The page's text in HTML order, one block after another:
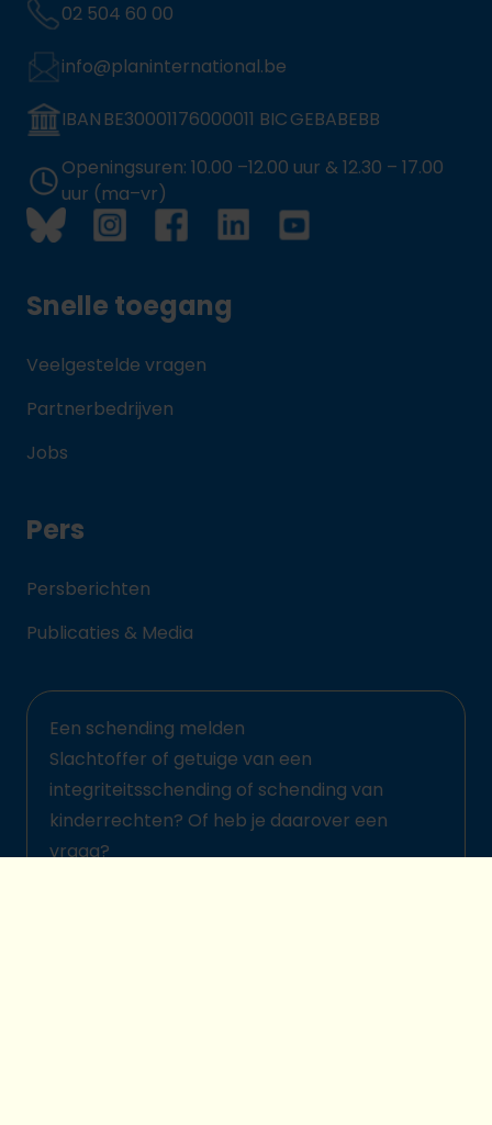
02 504 60 00
info@planinternational.be
IBAN BE30001176000011 BIC GEBABEBB
Openingsuren: 10.00 –12.00 uur & 12.30 – 17.00
uur (ma–vr)
Snelle toegang
Veelgestelde vragen
Partnerbedrijven
Jobs
Pers
Persberichten
Publicaties & Media
Een schending melden
Slachtoffer of getuige van een
integriteitsschending of schending van
kinderrechten? Of heb je daarover een
vraag?